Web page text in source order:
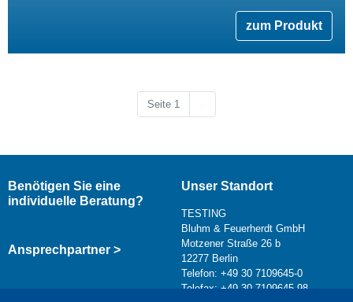
zum Produkt
Seite 1
Benötigen Sie eine
individuelle Beratung?
Ansprechpartner >
Unser Standort
TESTING
Bluhm & Feuerherdt GmbH
Motzener Straße 26 b
12277 Berlin
Telefon: +49 30 7109645-0
Telefax: +49 30 7109645-98